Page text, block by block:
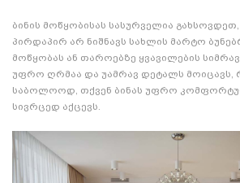
ბინის მოწყობისას სასურველია
პირდაპირ არ ნიშნავს სახლის მარტო
მოწყობას ან თაროებზე ყვავილების
უფრო ღრმაა და უამრავ დეტალს მოიცავს,
საბოლოოდ, თქვენ ბინას უფრო
სივრცედ აქცევს.